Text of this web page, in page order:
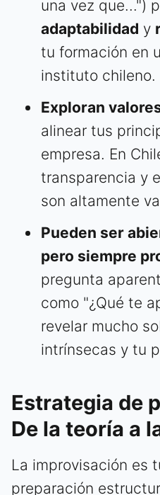
una vez que...")
adaptabilidad y
tu formación en
instituto chileno.
Exploran
alinear tus
empresa. En
transparencia y
son altamente
Pueden ser
pero siempre
pregunta
como "¿Qué te
revelar mucho
intrínsecas y tu
Estrategia de
De la teoría a
La improvisación es
preparación